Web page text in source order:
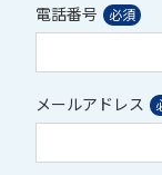
電話番号
メールアドレス